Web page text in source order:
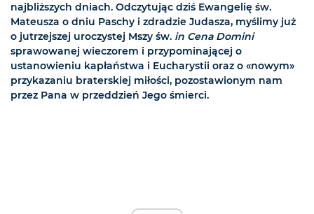
najbliższych dniach. Odczytując dziś Ewangelię św.
Mateusza o dniu Paschy i zdradzie Judasza, myślimy już
o jutrzejszej uroczystej Mszy św. in Cena Domini
sprawowanej wieczorem i przypominającej o
ustanowieniu kapłaństwa i Eucharystii oraz o «nowym»
przykazaniu braterskiej miłości, pozostawionym nam
przez Pana w przeddzień Jego śmierci.